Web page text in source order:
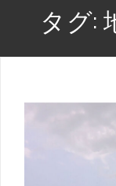
タグ: